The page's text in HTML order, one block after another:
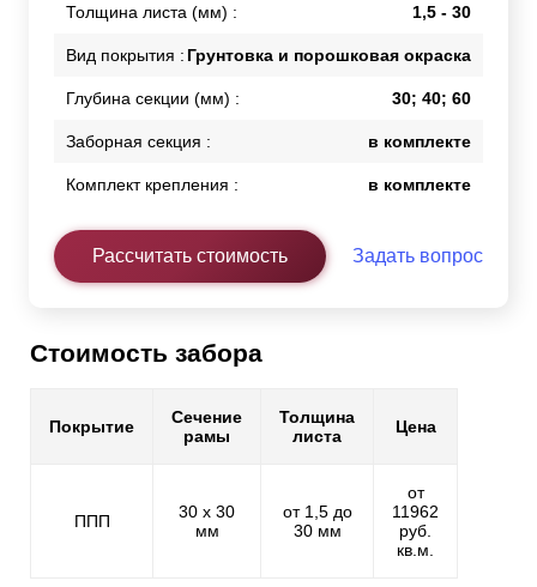
Толщина листа (мм) : 1,5 - 30
Вид покрытия : Грунтовка и порошковая окраска
Глубина секции (мм) : 30; 40; 60
Заборная секция : в комплекте
Комплект крепления : в комплекте
Рассчитать стоимость Задать вопрос
Стоимость забора
Покрытие
Сечение
рамы
Толщина
листа
Цена
ППП
30 х 30
мм
от 1,5 до
30 мм
от
11962
руб.
кв.м.